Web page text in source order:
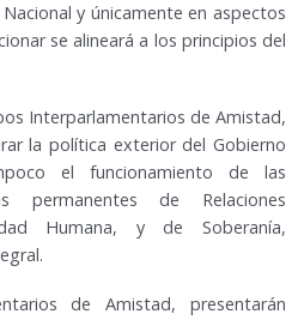
y únicamente en aspectos
se alineará a los principios del
Interparlamentarios de Amistad,
la política exterior del Gobierno
el funcionamiento de las
permanentes de Relaciones
Humana, y de Soberanía,
de Amistad, presentarán